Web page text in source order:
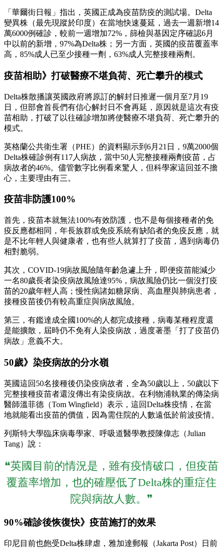
「華爾街日報」指出，英國正成為疫苗防疫的測試場。Delta
變異株（最先現蹤於印度）在當地快速蔓延，過去一週新增14
萬6000例確診，較前一週增加72%，篩檢與基因定序確認6月
中以前的新增，97%為Delta株；另一方面，英國的疫苗覆蓋率
高，85%成人已至少接種一劑，63%成人完整接種兩劑。
疫苗相助》打破醫療不堪負荷、死亡攀升的模式
Delta株散播讓英國政府將原訂的解封日推遲一個月至7月19
日，但部會首長們有信心解封日不會再延，原因就是這次有疫
苗相助，打破了以往確診增加將使醫療不堪負荷、死亡攀升的
模式。
英格蘭公共衛生署（PHE）的資料顯示到6月21日，9萬2000個
Delta株確診例有117人病故，當中50人完整接種兩劑疫苗，占
病故者的46%。儘管數字比例看來驚人，但科學家這回並不擔
心，主要理由有三。
疫苗非防護100%
首先，疫苗本就無法100%有效防護，也不是每個接種者的免
疫反應都相同，年長族群或免疫系統有缺陷者的免疫反應，就
是不比年輕人與健康者，也有些人就算打了疫苗，遇到病毒仍
相對脆弱。
其次，COVID-19病故風險隨年齡急遽上升，即便疫苗能減少
一名80歲長者染疫病故風險達95%，病故風險仍比一個沒打疫
苗的20歲年輕人高；慢性病諸如糖尿病、高血壓與肺病患者，
接種疫苗後仍有較高重症與病故風險。
第三，有鑑達成全國100%的人都完成接種，病毒某種程度還
是能擴散，屆時仍不免有人染疫病故，過度著墨「打了疫苗仍
病故」意義不大。
50歲》染疫病故的分水嶺
英國這回50名接種後仍染疫病故者，全為50歲以上，50歲以下
完整接種疫苗者還沒傳出有染疫病故。在利物浦執業的傳染病
醫師溫菲德（Tom Wingfield）表示，這回Delta株疫情，在當
地就能看出疫苗的價值，因為需住院的人數遠低於前波疫情。
列斯特大學臨床病毒學家、呼吸道醫學教授陳偉志（Julian
Tang）說：
❝英國目前的情況是，雖有疫情破口，但疫苗
覆蓋率增加，也的確壓低了Delta株的重症住
院與病故人數。❞
90%確診後恢復快》疫苗施打的效果
印尼目前也飽受Delta株肆虐，雅加達郵報（Jakarta Post）日前